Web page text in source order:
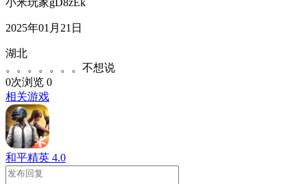
2025年01月21日
湖北
。。。。。。。不想说
0次浏览 0
相关游戏
和平精英 4.0